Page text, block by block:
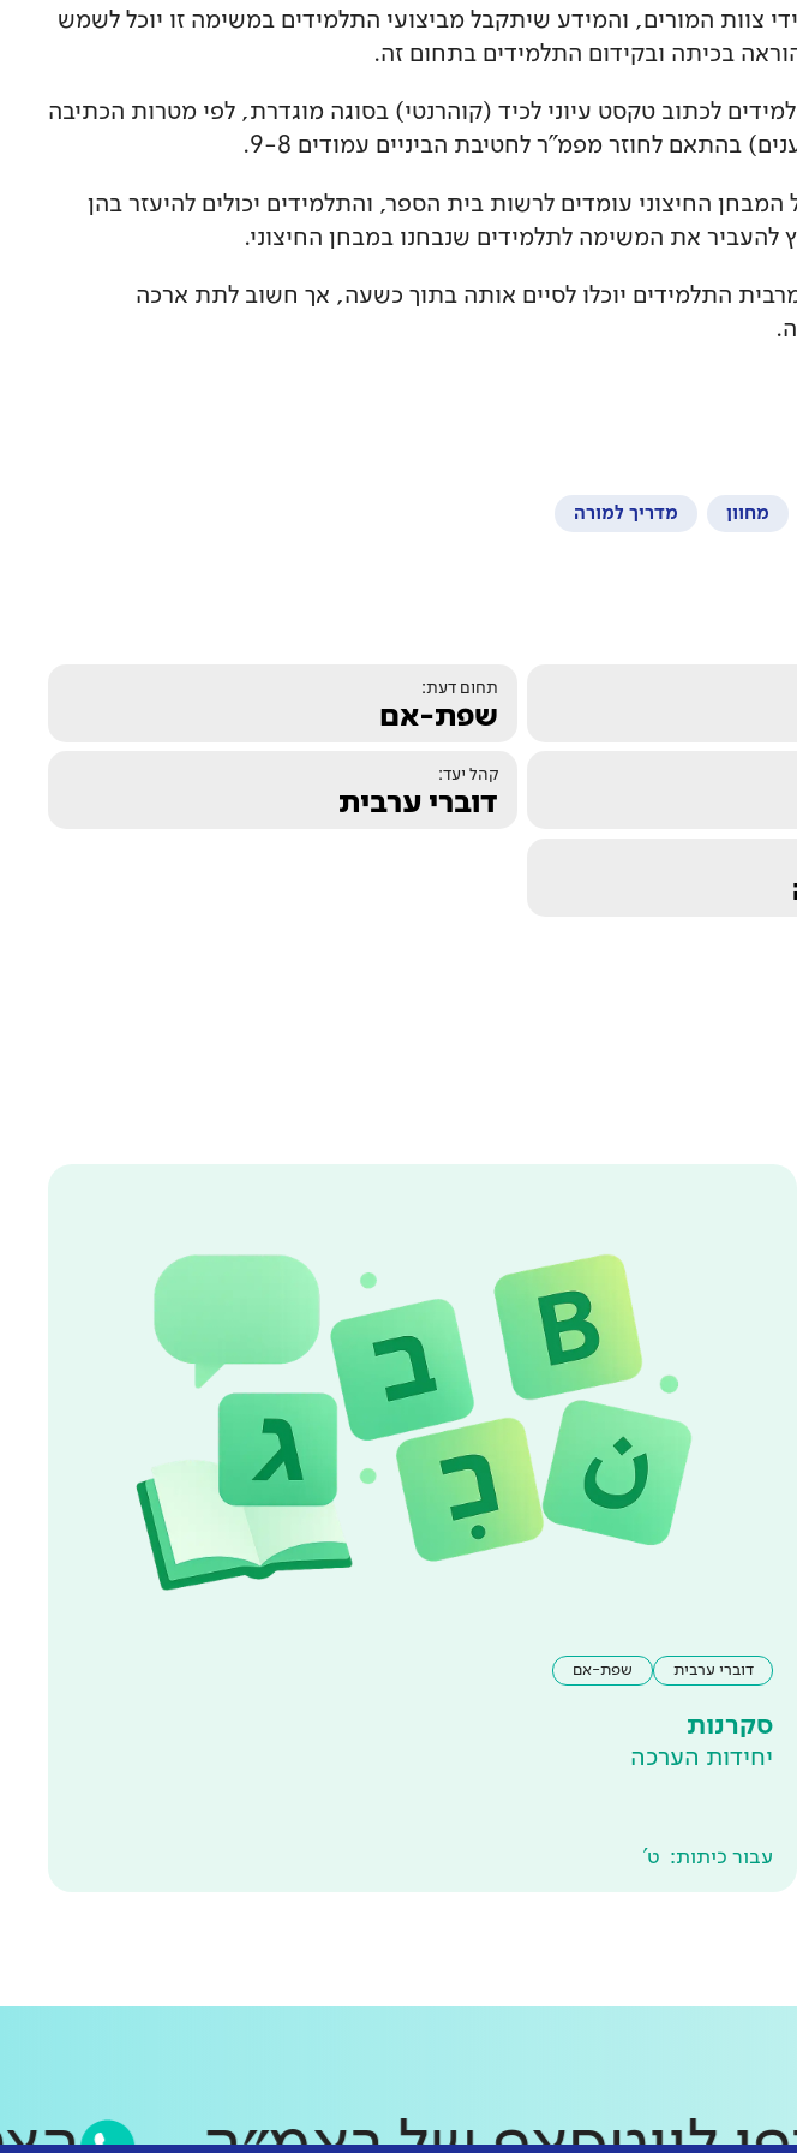
צוות המורים, והמידע שיתקבל מביצועי התלמידים במשימה זו יוכל לשמש
בכיתה ובקידום התלמידים בתחום זה.
לכתוב טקסט עיוני לכיד (קוהרנטי) בסוגה מוגדרת, לפי מטרות הכתיבה
בהתאם לחוזר מפמ"ר לחטיבת הביניים עמודים 9-8.
החיצוני עומדים לרשות בית הספר, והתלמידים יכולים להיעזר בהן
את המשימה לתלמידים שנבחנו במבחן החיצוני.
התלמידים יוכלו לסיים אותה בתוך כשעה, אך חשוב לתת ארכה
מחוון מדריך למורה
תחום דעת:
שפת-אם
קהל יעד:
דוברי ערבית
דוברי ערבית שפת-אם
סקרנות
יחידות הערכה
עבור כיתות: ט'